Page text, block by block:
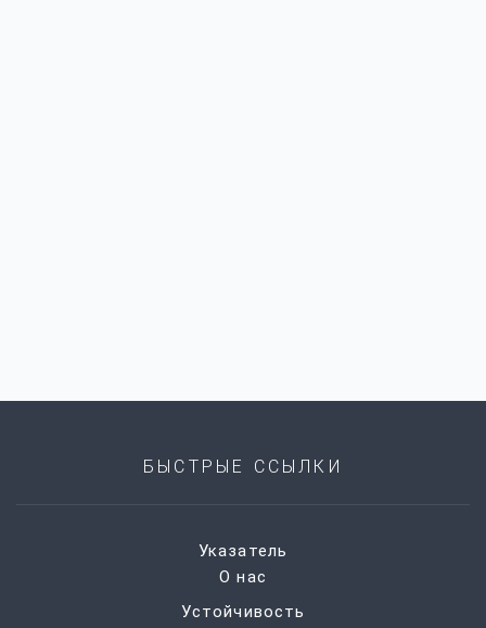
БЫСТРЫЕ ССЫЛКИ
Указатель
О нас
Устойчивость